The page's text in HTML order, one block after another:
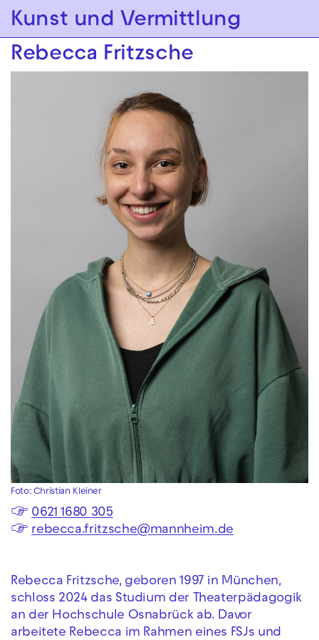
Zur Hauptnavigation springen
Zum Hauptinhalt springen Zum Footer springen
Kunst und Vermittlung
Rebecca Fritzsche
Foto: Christian Kleiner
☞ 0621 1680 305
☞ rebecca.fritzsche@mannheim.de
Rebecca Fritzsche, geboren 1997 in München,
schloss 2024 das Studium der Theaterpädagogik
an der Hochschule Osnabrück ab. Davor
arbeitete Rebecca im Rahmen eines FSJs und